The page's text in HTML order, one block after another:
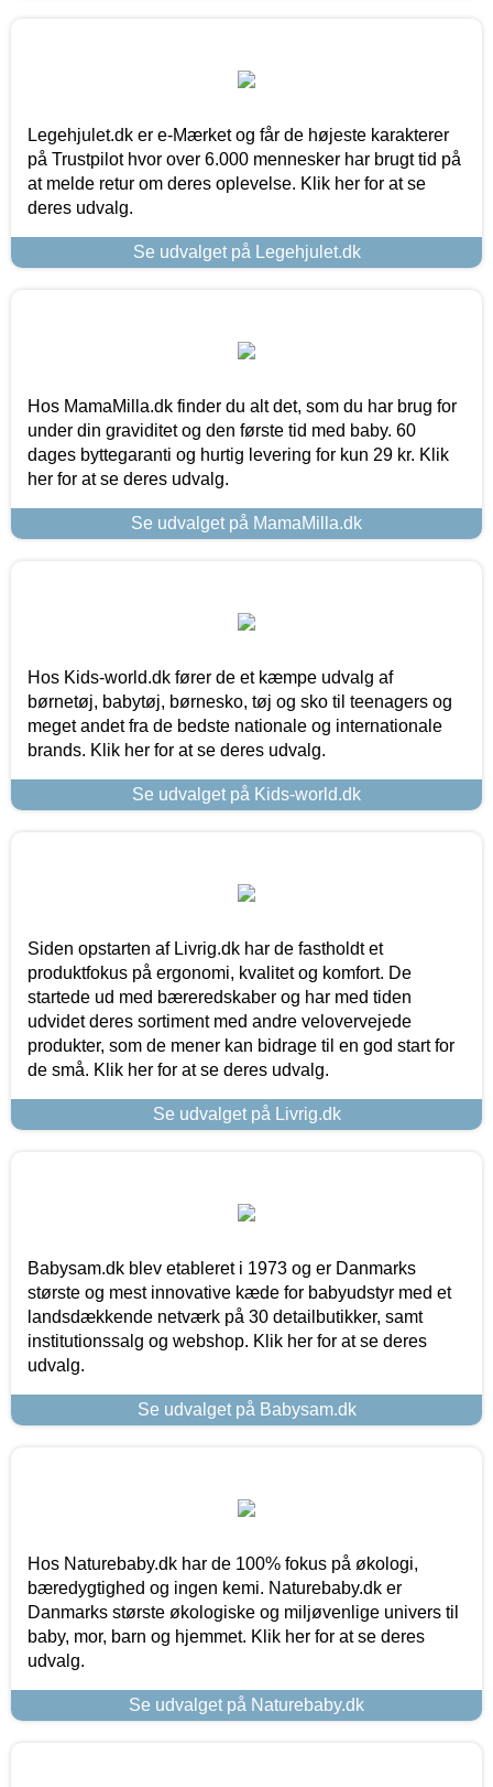
Legehjulet.dk er e-Mærket og får de højeste karakterer
på Trustpilot hvor over 6.000 mennesker har brugt tid på
at melde retur om deres oplevelse. Klik her for at se
deres udvalg.
Se udvalget på Legehjulet.dk
Hos MamaMilla.dk finder du alt det, som du har brug for
under din graviditet og den første tid med baby. 60
dages byttegaranti og hurtig levering for kun 29 kr. Klik
her for at se deres udvalg.
Se udvalget på MamaMilla.dk
Hos Kids-world.dk fører de et kæmpe udvalg af
børnetøj, babytøj, børnesko, tøj og sko til teenagers og
meget andet fra de bedste nationale og internationale
brands. Klik her for at se deres udvalg.
Se udvalget på Kids-world.dk
Siden opstarten af Livrig.dk har de fastholdt et
produktfokus på ergonomi, kvalitet og komfort. De
startede ud med bæreredskaber og har med tiden
udvidet deres sortiment med andre velovervejede
produkter, som de mener kan bidrage til en god start for
de små. Klik her for at se deres udvalg.
Se udvalget på Livrig.dk
Babysam.dk blev etableret i 1973 og er Danmarks
største og mest innovative kæde for babyudstyr med et
landsdækkende netværk på 30 detailbutikker, samt
institutionssalg og webshop. Klik her for at se deres
udvalg.
Se udvalget på Babysam.dk
Hos Naturebaby.dk har de 100% fokus på økologi,
bæredygtighed og ingen kemi. Naturebaby.dk er
Danmarks største økologiske og miljøvenlige univers til
baby, mor, barn og hjemmet. Klik her for at se deres
udvalg.
Se udvalget på Naturebaby.dk